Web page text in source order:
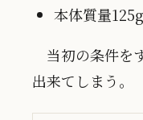
本体質量125g
当初の条件を
出来てしまう。